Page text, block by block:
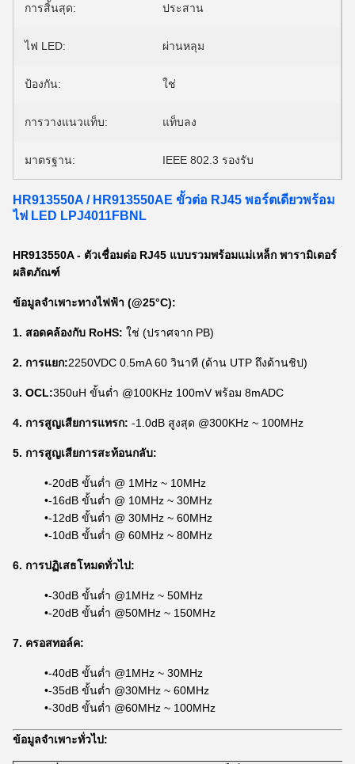
การสิ้นสุด: ประสาน
ไฟ LED: ผ่านหลุม
ป้องกัน: ใช่
การวางแนวแท็บ: แท็บลง
มาตรฐาน: IEEE 802.3 รองรับ
HR913550A / HR913550AE ขั้วต่อ RJ45 พอร์ตเดียวพร้อม
ไฟ LED LPJ4011FBNL
HR913550A - ตัวเชื่อมต่อ RJ45 แบบรวมพร้อมแม่เหล็ก พารามิเตอร์
ผลิตภัณฑ์
ข้อมูลจำเพาะทางไฟฟ้า (@25°C):
1. สอดคล้องกับ RoHS: ใช่ (ปราศจาก PB)
2. การแยก:2250VDC 0.5mA 60 วินาที (ด้าน UTP ถึงด้านชิป)
3. OCL:350uH ขั้นต่ำ @100KHz 100mV พร้อม 8mADC
4. การสูญเสียการแทรก: -1.0dB สูงสุด @300KHz ~ 100MHz
5. การสูญเสียการสะท้อนกลับ:
•-20dB ขั้นต่ำ @ 1MHz ~ 10MHz
•-16dB ขั้นต่ำ @ 10MHz ~ 30MHz
•-12dB ขั้นต่ำ @ 30MHz ~ 60MHz
•-10dB ขั้นต่ำ @ 60MHz ~ 80MHz
6. การปฏิเสธโหมดทั่วไป:
•-30dB ขั้นต่ำ @1MHz ~ 50MHz
•-20dB ขั้นต่ำ @50MHz ~ 150MHz
7. ครอสทอล์ค:
•-40dB ขั้นต่ำ @1MHz ~ 30MHz
•-35dB ขั้นต่ำ @30MHz ~ 60MHz
•-30dB ขั้นต่ำ @60MHz ~ 100MHz
ข้อมูลจำเพาะทั่วไป: